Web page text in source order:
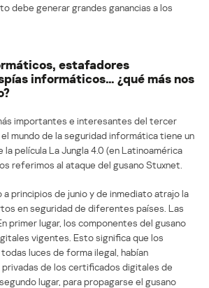
debe generar grandes ganancias a los
estafadores
informáticos… ¿qué más nos
importantes e interesantes del tercer
mundo de la seguridad informática tiene un
la película La Jungla 4.0 (en Latinoamérica
referimos al ataque del gusano Stuxnet.
principios de junio y de inmediato atrajo la
en seguridad de diferentes países. Las
primer lugar, los componentes del gusano
vigentes. Esto significa que los
luces de forma ilegal, habían
privadas de los certificados digitales de
lugar, para propagarse el gusano